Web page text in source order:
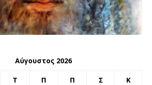
Αύγουστος 2026
Τ Π Π Σ Κ